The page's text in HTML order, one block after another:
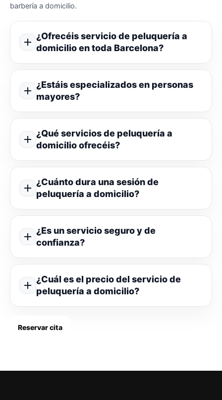
barbería a domicilio.
¿Ofrecéis servicio de peluquería a
domicilio en toda Barcelona?
¿Estáis especializados en personas
mayores?
¿Qué servicios de peluquería a
domicilio ofrecéis?
¿Cuánto dura una sesión de
peluquería a domicilio?
¿Es un servicio seguro y de
confianza?
¿Cuál es el precio del servicio de
peluquería a domicilio?
Reservar cita